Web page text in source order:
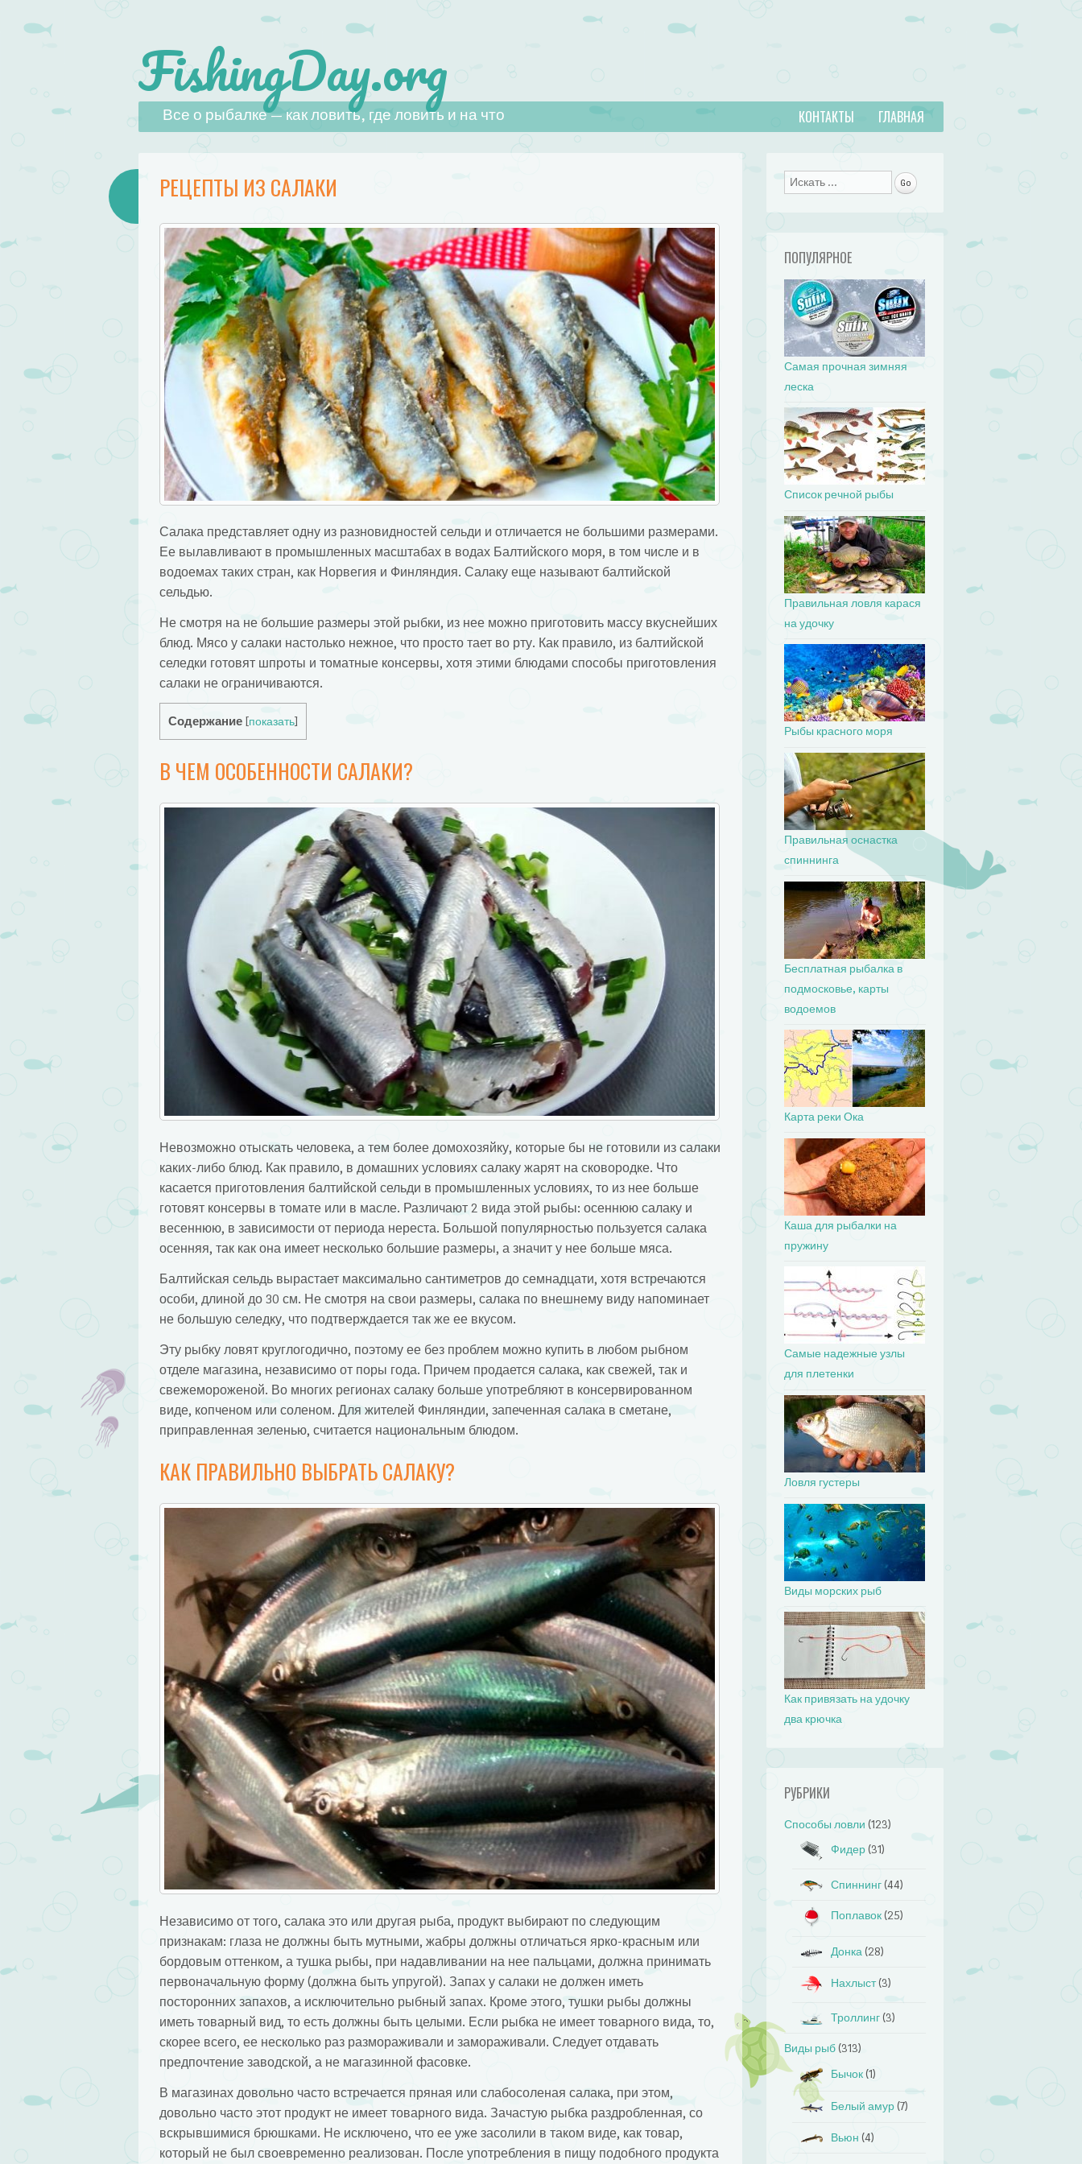
FishingDay.org
Все о рыбалке — как ловить, где ловить и на что
Наверх ГЛАВНАЯ
КОНТАКТЫ
РЕЦЕПТЫ ИЗ САЛАКИ
Салака представляет одну из разновидностей сельди и отличается не большими размерами.
Ее вылавливают в промышленных масштабах в водах Балтийского моря, в том числе и в
водоемах таких стран, как Норвегия и Финляндия. Салаку еще называют балтийской
сельдью.
Не смотря на не большие размеры этой рыбки, из нее можно приготовить массу вкуснейших
блюд. Мясо у салаки настолько нежное, что просто тает во рту. Как правило, из балтийской
селедки готовят шпроты и томатные консервы, хотя этими блюдами способы приготовления
салаки не ограничиваются.
Содержание показать]
В ЧЕМ ОСОБЕННОСТИ САЛАКИ?
Невозможно отыскать человека, а тем более домохозяйку, которые бы не готовили из салаки
каких-либо блюд. Как правило, в домашних условиях салаку жарят на сковородке. Что
касается приготовления балтийской сельди в промышленных условиях, то из нее больше
готовят консервы в томате или в масле. Различают 2 вида этой рыбы: осеннюю салаку и
весеннюю, в зависимости от периода нереста. Большой популярностью пользуется салака
осенняя, так как она имеет несколько большие размеры, а значит у нее больше мяса.
Балтийская сельдь вырастает максимально сантиметров до семнадцати, хотя встречаются
особи, длиной до 30 см. Не смотря на свои размеры, салака по внешнему виду напоминает
не большую селедку, что подтверждается так же ее вкусом.
Эту рыбку ловят круглогодично, поэтому ее без проблем можно купить в любом рыбном
отделе магазина, независимо от поры года. Причем продается салака, как свежей, так и
свежемороженой. Во многих регионах салаку больше употребляют в консервированном
виде, копченом или соленом. Для жителей Финляндии, запеченная салака в сметане,
приправленная зеленью, считается национальным блюдом.
КАК ПРАВИЛЬНО ВЫБРАТЬ САЛАКУ?
Независимо от того, салака это или другая рыба, продукт выбирают по следующим
признакам: глаза не должны быть мутными, жабры должны отличаться ярко-красным или
бордовым оттенком, а тушка рыбы, при надавливании на нее пальцами, должна принимать
первоначальную форму (должна быть упругой). Запах у салаки не должен иметь
посторонних запахов, а исключительно рыбный запах. Кроме этого, тушки рыбы должны
иметь товарный вид, то есть должны быть целыми. Если рыбка не имеет товарного вида, то,
скорее всего, ее несколько раз размораживали и замораживали. Следует отдавать
предпочтение заводской, а не магазинной фасовке.
В магазинах довольно часто встречается пряная или слабосоленая салака, при этом,
довольно часто этот продукт не имеет товарного вида. Зачастую рыбка раздробленная, со
вскрывшимися брюшками. Не исключено, что ее уже засолили в таком виде, как товар,
который не был своевременно реализован. После употребления в пищу подобного продукта
Поиск
ПОПУЛЯРНОЕ
Самая прочная зимняя
леска
Список речной рыбы
Правильная ловля карася
на удочку
Рыбы красного моря
Правильная оснастка
спиннинга
Бесплатная рыбалка в
подмосковье, карты
водоемов
Карта реки Ока
Каша для рыбалки на
пружину
Самые надежные узлы
для плетенки
Ловля густеры
Виды морских рыб
Как привязать на удочку
два крючка
РУБРИКИ
Способы ловли (123)
Фидер (31)
Спиннинг (44)
Поплавок (25)
Донка (28)
Нахлыст(3)
Троллинг (3)
Виды рыб (313)
Бычок (1)
Белый амур (7)
Вьюн (4)